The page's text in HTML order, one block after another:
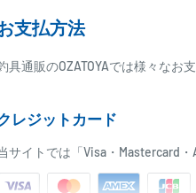
支払方法
具通販のOZATOYAでは様々なお
レジットカード
サイトでは「Visa・Mastercard